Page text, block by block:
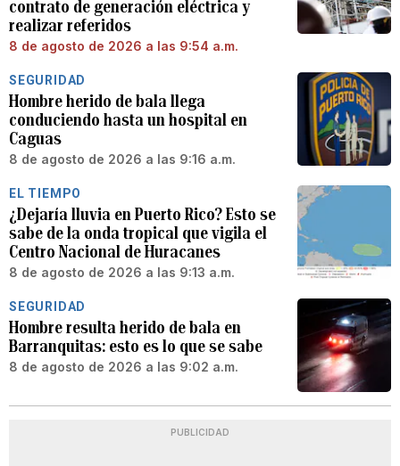
contrato de generación eléctrica y
realizar referidos
8 de agosto de 2026 a las 9:54 a.m.
SEGURIDAD
Hombre herido de bala llega
conduciendo hasta un hospital en
Caguas
8 de agosto de 2026 a las 9:16 a.m.
EL TIEMPO
¿Dejaría lluvia en Puerto Rico? Esto se
sabe de la onda tropical que vigila el
Centro Nacional de Huracanes
8 de agosto de 2026 a las 9:13 a.m.
SEGURIDAD
Hombre resulta herido de bala en
Barranquitas: esto es lo que se sabe
8 de agosto de 2026 a las 9:02 a.m.
PUBLICIDAD